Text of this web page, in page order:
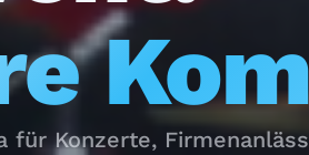
für Konzerte,